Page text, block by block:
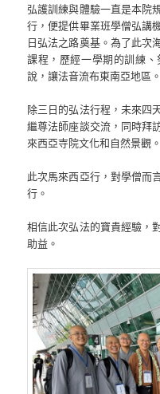
弘護訓練與體驗一直是本院
行，便提供畢業班學僧弘講
日弘法之路奠基。為了此次
課程，歷經一學期的訓練
說，讓法音流布東南亞地區。
除三日的弘法行程，未來四
繼尊法師座談交流，同時拜
來西亞寺院文化和自然景觀。
此次馬來西亞行，對學僧而
行。
相信此次弘法的寶貴經驗，
助益。